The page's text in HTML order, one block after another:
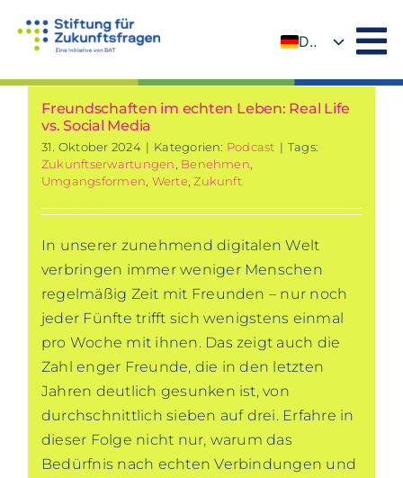
Inhalt
DE
Freundschaften im echten Leben: Real Life
vs. Social Media
31. Oktober 2024 | Kategorien: Podcast | Tags:
Zukunftserwartungen Benehmen
Umgangsformen Werte ,Zukunft
In unserer zunehmend digitalen Welt
verbringen immer weniger Menschen
regelmäßig Zeit mit Freunden – nur noch
jeder Fünfte trifft sich wenigstens einmal
pro Woche mit ihnen. Das zeigt auch die
Zahl enger Freunde, die in den letzten
Jahren deutlich gesunken ist, von
durchschnittlich sieben auf drei. Erfahre in
dieser Folge nicht nur, warum das
Bedürfnis nach echten Verbindungen und